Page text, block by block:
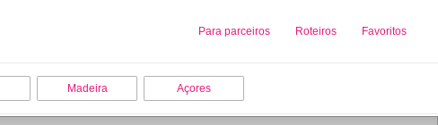
Para parceiros Roteiros Favoritos
Sobre nós Adicionar uma Empresa
Madeira Açores